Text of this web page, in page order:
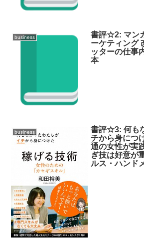
business
書評☆2: マン
ーケティング
ッターの仕事
本
business
書評☆3: 何も
チから身につ
通の女性が実
ぎ技は好意が
ルス・ハンド